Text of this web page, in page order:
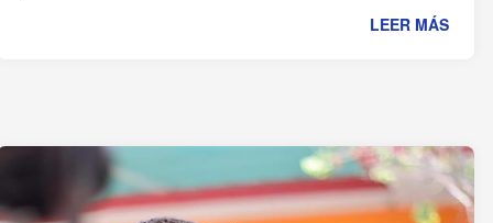
LEER MÁS